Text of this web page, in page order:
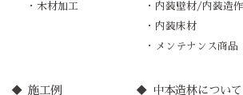
木材加工 内装壁材/内装造
内装床材
メンテナンス商品
施工例 中本造林について